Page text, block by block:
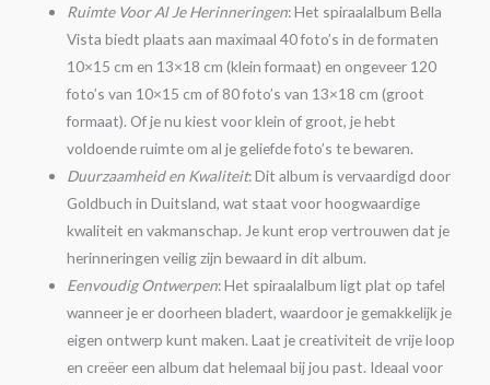
Ruimte Voor Al Je Herinneringen: Het spiraalalbum Bella
Vista biedt plaats aan maximaal 40 foto’s in de formaten
10×15 cm en 13×18 cm (klein formaat) en ongeveer 120
foto’s van 10×15 cm of 80 foto’s van 13×18 cm (groot
formaat). Of je nu kiest voor klein of groot, je hebt
voldoende ruimte om al je geliefde foto’s te bewaren.
Duurzaamheid en Kwaliteit: Dit album is vervaardigd door
Goldbuch in Duitsland, wat staat voor hoogwaardige
kwaliteit en vakmanschap. Je kunt erop vertrouwen dat je
herinneringen veilig zijn bewaard in dit album.
Eenvoudig Ontwerpen: Het spiraalalbum ligt plat op tafel
wanneer je er doorheen bladert, waardoor je gemakkelijk je
eigen ontwerp kunt maken. Laat je creativiteit de vrije loop
en creëer een album dat helemaal bij jou past. Ideaal voor